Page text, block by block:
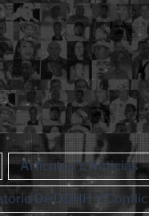
Artículos Y Noticias
De DDHH Y